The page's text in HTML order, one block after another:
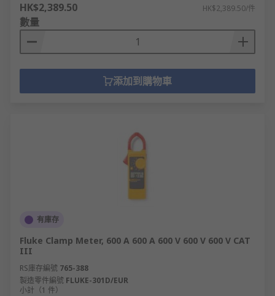
HK$2,389.50 HK$2,389.50/件
數量
添加到購物車
有庫存
Fluke Clamp Meter, 600 A 600 A 600 V 600 V 600 V CAT
III
RS庫存編號 765-388
製造零件編號 FLUKE-301D/EUR
小計（1 件）